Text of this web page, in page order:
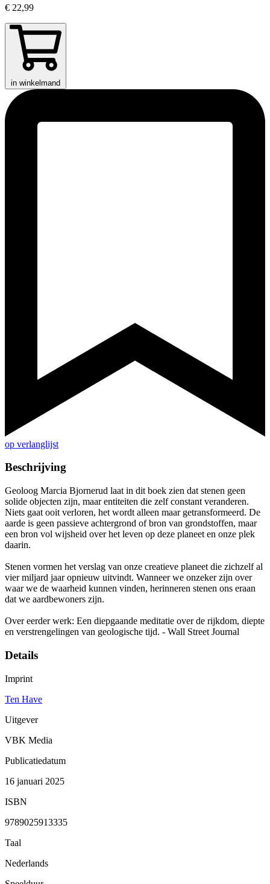
€ 22,99
in winkelmand
op verlanglijst
Beschrijving
Geoloog Marcia Bjornerud laat in dit boek zien dat stenen geen
solide objecten zijn, maar entiteiten die zelf constant veranderen.
Niets gaat ooit verloren, het wordt alleen maar getransformeerd. De
aarde is geen passieve achtergrond of bron van grondstoffen, maar
een bron vol wijsheid over het leven op deze planeet en onze plek
daarin.
Stenen vormen het verslag van onze creatieve planeet die zichzelf al
vier miljard jaar opnieuw uitvindt. Wanneer we onzeker zijn over
waar we de waarheid kunnen vinden, herinneren stenen ons eraan
dat we aardbewoners zijn.
Over eerder werk: Een diepgaande meditatie over de rijkdom, diepte
en verstrengelingen van geologische tijd. - Wall Street Journal
Details
Imprint
Ten Have
Uitgever
VBK Media
Publicatiedatum
16 januari 2025
ISBN
9789025913335
Taal
Nederlands